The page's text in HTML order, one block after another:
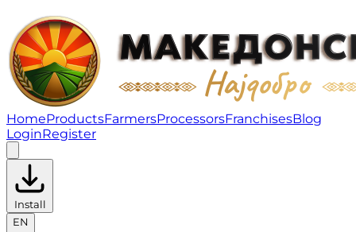
ДОМИНОС ДОО | Organizations
HomeProductsFarmersProcessorsFranchisesBlog
LoginRegister
Install
EN